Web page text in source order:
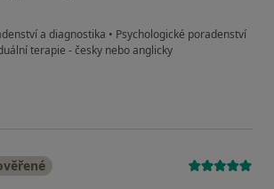
a diagnostika • Psychologické poradenství
terapie - česky nebo anglicky
Laura H.